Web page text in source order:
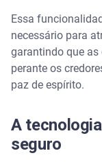
Essa
necessário para
garantindo que
perante os
paz de espírito.
A
seguro